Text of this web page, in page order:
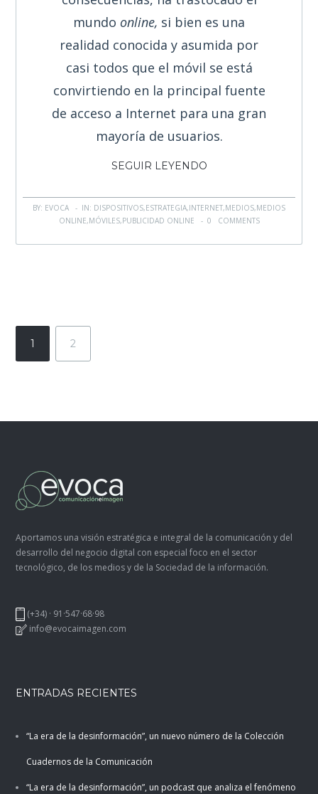
mundo online, si bien es una
realidad conocida y asumida por
casi todos que el móvil se está
convirtiendo en la principal fuente
de acceso a Internet para una gran
mayoría de usuarios.
SEGUIR LEYENDO
BY: EVOCA - IN: DISPOSITIVOS,ESTRATEGIA,INTERNET,MEDIOS,MEDIOS
ONLINE,MÓVILES,PUBLICIDAD ONLINE - 0 COMMENTS
1 2
Aportamos una visión estratégica e integral de la comunicación y del
desarrollo del negocio digital con especial foco en el sector
tecnológico, de los medios y de la Sociedad de la información.
(+34) · 91·547·68·98
info@evocaimagen.com
ENTRADAS RECIENTES
“La era de la desinformación”, un nuevo número de la Colección
Cuadernos de la Comunicación
“La era de la desinformación”, un podcast que analiza el fenómeno